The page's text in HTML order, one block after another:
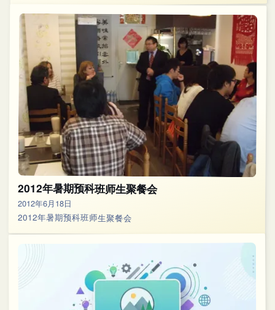
2012年暑期预科班师生聚餐会
2012年6月18日
2012年暑期预科班师生聚餐会